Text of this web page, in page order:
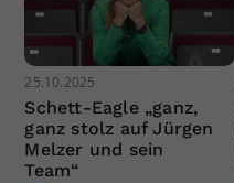
25.10.2025
Schett-Eagle „ganz,
ganz stolz auf Jürgen
Melzer und sein
Team“